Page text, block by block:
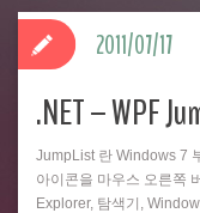
.NET – WPF
JumpList 란 Windows 7
아이콘을 마우스 오른쪽
Explorer, 탐색기,
2011/07/17